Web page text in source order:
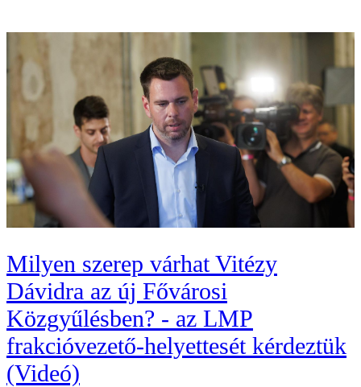
Milyen szerep várhat Vitézy
Dávidra az új Fővárosi
Közgyűlésben? - az LMP
frakcióvezető-helyettesét kérdeztük
(Videó)